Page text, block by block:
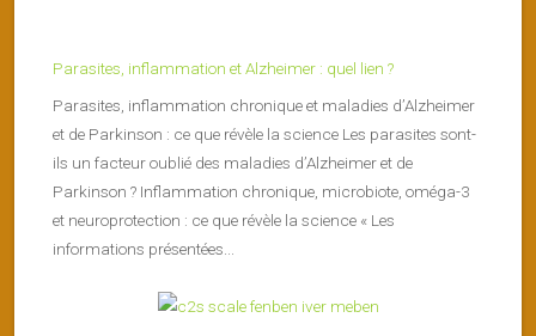
Parasites, inflammation et Alzheimer : quel lien ?
Parasites, inflammation chronique et maladies d’Alzheimer
et de Parkinson : ce que révèle la science Les parasites sont-
ils un facteur oublié des maladies d’Alzheimer et de
Parkinson ? Inflammation chronique, microbiote, oméga-3
et neuroprotection : ce que révèle la science « Les
informations présentées...